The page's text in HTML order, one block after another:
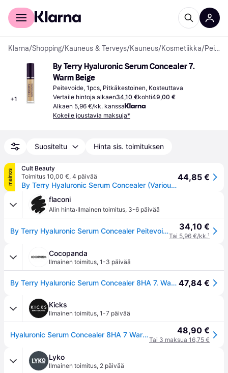
Kuluttajille
Klarna/Shopping/Kauneus & Terveys/Kauneus/Kosmetiikka/ Peitevoiteet
+1
By Terry Hyaluronic Serum Concealer 7.
Warm Beige
Peitevoide, 1pcs, Pitkäkestoinen, Kosteuttava
Vertaile hintoja alkaen34,10 €kohti49,00 €
Alkaen 5,96 €/kk. kanssa
Kokeile joustavia maksuja*
Suositeltu Hinta sis. toimituksen
mainos
Cult Beauty
Toimitus 10,00 €, 4 päivää
By Terry Hyaluronic Serum Concealer (Various Shades) - 7. Warm Beige
44,85 €
flaconi
Alin hinta·Ilmainen toimitus, 3-6 päivää
By Terry Hyaluronic Serum Concealer Peitevoide - Harmaa 34,10 €
Tai 5,96 €/kk.¹
Cocopanda
Ilmainen toimitus, 1-3 päivää
By Terry Hyaluronic Serum Concealer 8HA 7. Warm Beige 5,2ml 47,84 €
Kicks
Ilmainen toimitus, 1-7 päivää
Hyaluronic Serum Concealer 8HA 7 Warm Beige 48,90 €
Tai 3 maksua 16,75 €
Lyko
Ilmainen toimitus, 2 päivää